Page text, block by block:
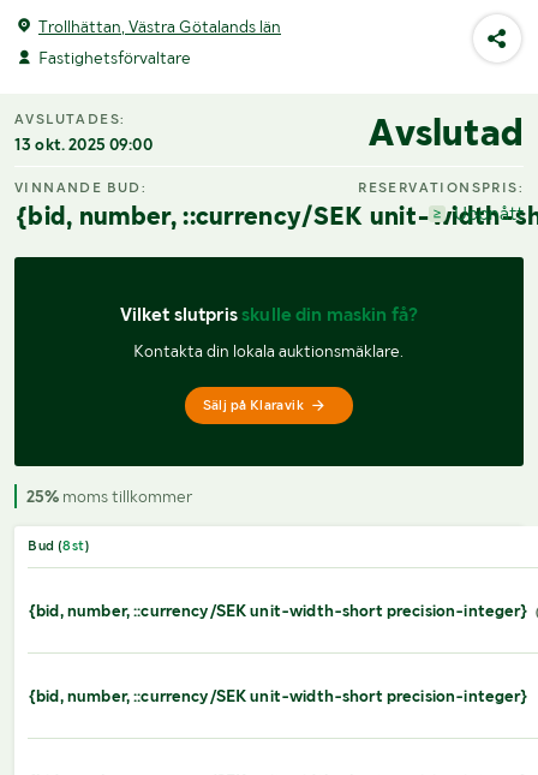
Trollhättan, Västra Götalands län
Fastighetsförvaltare
AVSLUTADES:
13 okt. 2025 09:00 Avslutad
VINNANDE BUD:
{bid, number, ::currency/SEK unit-width-
RESERVATIONSPRIS:
Uppnått
Vilket slutpris skulle din maskin få?
Kontakta din lokala auktionsmäklare.
Sälj på Klaravik
25% moms tillkommer
Bud (8st)
{bid, number, ::currency/SEK unit-width-short precision-integer}
{bid, number, ::currency/SEK unit-width-short precision-integer}